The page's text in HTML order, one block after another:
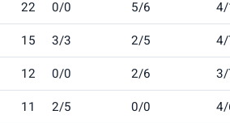
5/6
0/0
22
2/5
3/3
15
2/6
0/0
12
0/0
2/5
11